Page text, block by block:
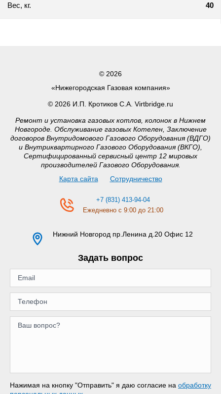
Вес, кг. 40
© 2026
«Нижегородская Газовая компания»
© 2026 И.П. Кротиков С.А. Virtbridge.ru
Ремонт и установка газовых котлов, колонок в Нижнем
Новгороде. Обслуживание газовых Котелен, Заключение
договоров Внутридомового Газового Оборудования (ВДГО)
и Внутриквартирного Газового Оборудования (ВКГО),
Сертифицированный сервисный центр 12 мировых
производителей Газового Оборудования.
Карта сайта
Сотрудничество
+7 (831) 413-94-04
Ежедневно с 9:00 до 21:00
Нижний Новгород пр.Ленина д.20 Офис 12
Задать вопрос
Нажимая на кнопку "Отправить" я даю согласие на обработку